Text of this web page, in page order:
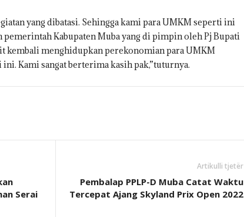
yang dibatasi. Sehingga kami para UMKM seperti ini
Kabupaten Muba yang di pimpin oleh Pj Bupati
kembali menghidupkan perekonomian para UMKM
Kami sangat berterima kasih pak,”tuturnya.
Serai
Artikulli tjetër
Pembalap PPLP-D Muba Catat Waktu
Tercepat Ajang Skyland Prix Open 2022